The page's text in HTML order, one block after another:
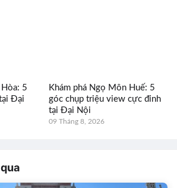
5
Đại
Khám phá Ngọ Môn Huế: 5
góc chụp triệu view cực đỉnh
tại Đại Nội
09 Tháng 8, 2026